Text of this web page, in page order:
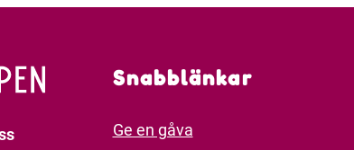
Snabblänkar
Ge en gåva